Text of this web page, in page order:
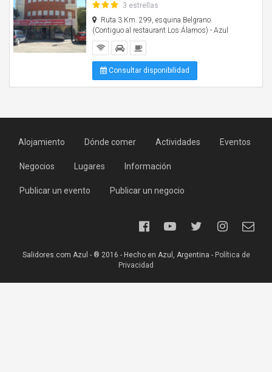
3 estrellas
Ruta 3 Km. 299, esquina Belgrano.
(Contiguo al restaurant Los Álamos) - Azul
Consultar disponibilidad
Alojamiento Dónde comer Actividades Eventos
Negocios Lugares Información
Publicar un evento Publicar un negocio
Salidores.com Azul - ® 2016 - Hecho en Azul, Argentina - Política de
Privacidad